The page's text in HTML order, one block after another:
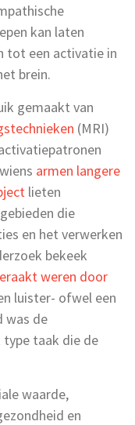
kan laten
tot een activatie in
brein.
gemaakt van
(MRI)
armen langere
lieten
die
en het verwerken
bekeek
weren door
luister- ofwel een
was de
taak die de
waarde,
en